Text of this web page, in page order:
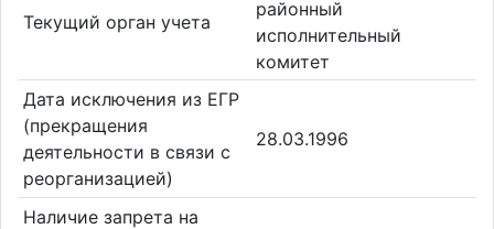
Текущий орган учета
районный
исполнительный
комитет
Дата исключения из ЕГР
(прекращения
деятельности в связи с
реорганизацией)
28.03.1996
Наличие запрета на